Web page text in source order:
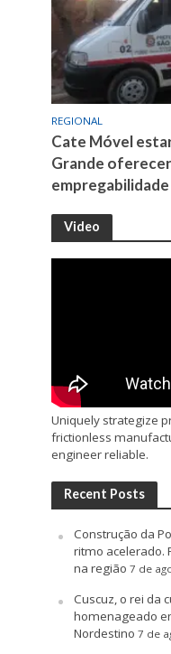
REGIONAL
Cate Móvel
Grande
empregabilidade
Video
Uniquely strategize
frictionless
engineer reliable.
Recent Posts
Construção da
ritmo acelerado.
na região 7 de
Cuscuz, o rei da
homenageado
Nordestino 7 de